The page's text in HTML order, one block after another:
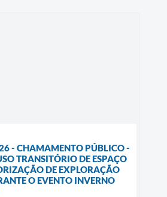
- CHAMAMENTO PÚBLICO -
TRANSITÓRIO DE ESPAÇO
DE EXPLORAÇÃO
O EVENTO INVERNO